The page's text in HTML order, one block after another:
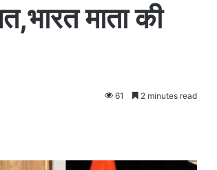
माता की
61 2 minutes read